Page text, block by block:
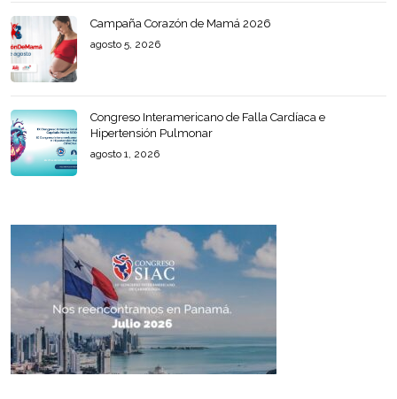
Campaña Corazón de Mamá 2026
agosto 5, 2026
Congreso Interamericano de Falla Cardíaca e
Hipertensión Pulmonar
agosto 1, 2026